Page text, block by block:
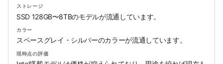
ストレージ
SSD 128GB〜8TBのモデルが流通しています。
カラー
スペースグレイ・シルバーのカラーが流通しています。
現時点の評価